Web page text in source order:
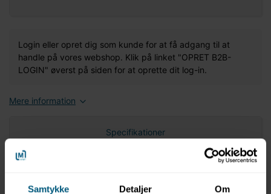
Samtykke Detaljer Om
Login eller opret dig som kunde for at få adgang til at
handle på vores webshop. Klik på linket "OPRET B2B-
LOGIN" øverst på siden for at oprette dit log-in.
Mere information
Specifikationer